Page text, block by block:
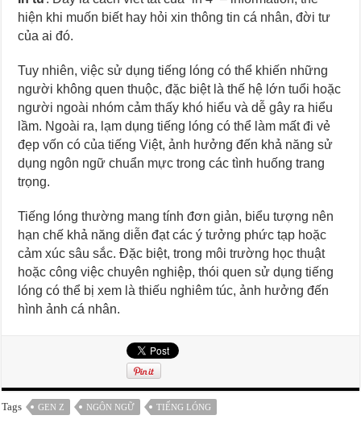
hiện khi muốn biết hay hỏi xin thông tin cá nhân, đời tư
của ai đó.
Tuy nhiên, việc sử dụng tiếng lóng có thể khiến những
người không quen thuộc, đặc biệt là thế hệ lớn tuổi hoặc
người ngoài nhóm cảm thấy khó hiểu và dễ gây ra hiểu
lầm. Ngoài ra, lạm dụng tiếng lóng có thể làm mất đi vẻ
đẹp vốn có của tiếng Việt, ảnh hưởng đến khả năng sử
dụng ngôn ngữ chuẩn mực trong các tình huống trang
trọng.
Tiếng lóng thường mang tính đơn giản, biểu tượng nên
hạn chế khả năng diễn đạt các ý tưởng phức tạp hoặc
cảm xúc sâu sắc. Đặc biệt, trong môi trường học thuật
hoặc công việc chuyên nghiệp, thói quen sử dụng tiếng
lóng có thể bị xem là thiếu nghiêm túc, ảnh hưởng đến
hình ảnh cá nhân.
Tags GEN Z NGÔN NGỮ TIẾNG LÓNG